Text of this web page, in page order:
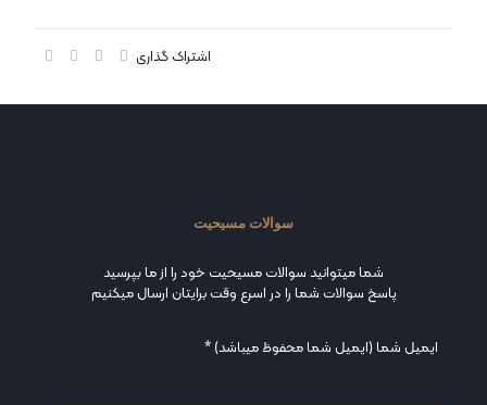
اشتراک گذاری
سوالات مسیحیت
شما میتوانید سوالات مسیحیت خود را از ما بپرسید
پاسخ سوالات شما را در اسرع وقت برایتان ارسال میکنیم
ایمیل شما (ایمیل شما محفوظ میباشد) *